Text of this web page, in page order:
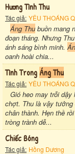
Hương Tình Thu
Tác giả: YÊU THOÁNG
Áng Thu buồn mang
đoạn tháng. Nhưng
ánh sáng bình minh.
oanh hoài chia...
Tình Trong Áng Thu
Tác giả: YÊU THOÁNG
Gió heo may trỗi dậy
chợt. Thu là vậy
chân thành. Hẹn thề
tròng trành dễ...
Chiếc Bóng
Tác giả: Hồng Dương